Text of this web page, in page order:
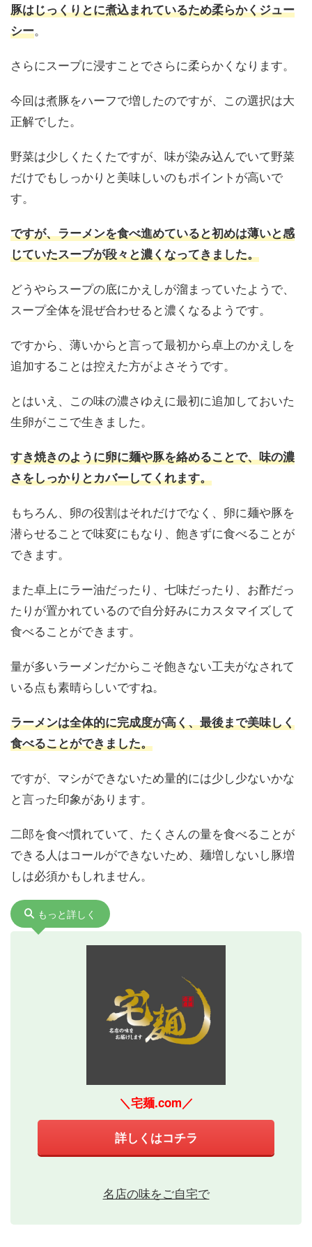
豚はじっくりとに煮込まれているため柔らかくジュー
シー。
さらにスープに浸すことでさらに柔らかくなります。
今回は煮豚をハーフで増したのですが、この選択は大
正解でした。
野菜は少しくたくたですが、味が染み込んでいて野菜
だけでもしっかりと美味しいのもポイントが高いで
す。
ですが、ラーメンを食べ進めていると初めは薄いと感
じていたスープが段々と濃くなってきました。
どうやらスープの底にかえしが溜まっていたようで、
スープ全体を混ぜ合わせると濃くなるようです。
ですから、薄いからと言って最初から卓上のかえしを
追加することは控えた方がよさそうです。
とはいえ、この味の濃さゆえに最初に追加しておいた
生卵がここで生きました。
すき焼きのように卵に麺や豚を絡めることで、味の濃
さをしっかりとカバーしてくれます。
もちろん、卵の役割はそれだけでなく、卵に麺や豚を
潜らせることで味変にもなり、飽きずに食べることが
できます。
また卓上にラー油だったり、七味だったり、お酢だっ
たりが置かれているので自分好みにカスタマイズして
食べることができます。
量が多いラーメンだからこそ飽きない工夫がなされて
いる点も素晴らしいですね。
ラーメンは全体的に完成度が高く、最後まで美味しく
食べることができました。
ですが、マシができないため量的には少し少ないかな
と言った印象があります。
二郎を食べ慣れていて、たくさんの量を食べることが
できる人はコールができないため、麺増しないし豚増
しは必須かもしれません。
もっと詳しく
＼宅麺.com／
詳しくはコチラ
名店の味をご自宅で